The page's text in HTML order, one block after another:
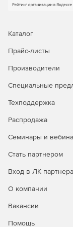
уведомления
свой пароль
Corporate
телефон,
Снижение
нагрузку на
Каталог
Прайс-листы
Производители
Специальные
Техподдержка
Распродажа
Семинары и
Стать партнером
Вход в ЛК партнера
О компании
Вакансии
Помощь